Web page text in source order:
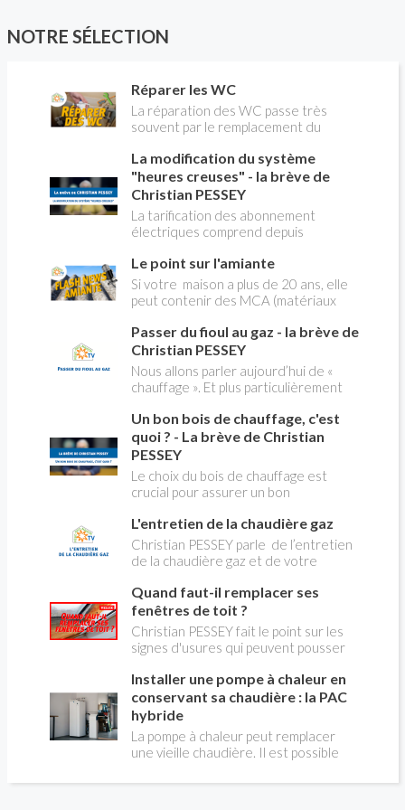
liant dans certaines de ses utilisations :
lorsque, par exemple, il sert à l’assemblage de
chaux, il est utilisé seul, pour sceller un objet ou
pour former un enduit.
NOTRE SÉLECTION
Réparer les WC
La réparation des WC passe très
souvent par le remplacement du
expliquer
La modification du système
"heures creuses" - la brève de
Christian PESSEY
La tarification des abonnement
électriques comprend depuis
pleines, heures creuses. Aujourd'hui
Christian PESSEY vous explique tout
ce qu'il faut savoir sur la nouvelle
modification du système "heures
creuses" qui concerne près de 15
millions de Français !
Le point sur l'amiante
Si votre maison a plus de 20 ans, elle
peut contenir des MCA (matériaux
panique, on fait le point dans notre
flash news n°3 spéciale Amiante et
ses dangers avec Christian Pessey
Passer du fioul au gaz - la brève de
Christian PESSEY
Nous allons parler aujourd’hui de «
chauffage ». Et plus particulièrement
aborder l’abandon du fioul au profit du
gaz.
Un bon bois de chauffage, c'est
quoi ? - La brève de Christian
PESSEY
Le choix du bois de chauffage est
crucial pour assurer un bon
l'impact environnemental. Mais
comment reconnaître un bois de
qualité ? Plusieurs critères entrent en
jeu : le type d'essence, le taux
d'humidité, la densité et la saison de
coupe.
L'entretien de la chaudière gaz
Christian PESSEY parle de l’entretien
de la chaudière gaz et de votre
avez un système par radiateurs ou un
plancher chauffant, qui sont alimentés
par une chaudière au gaz, vous devez
faire entretenir celle-ci une fois par
an, que vous soyez locataire ou
propriétaire occupant. C’est la même
chose pour un chauffe-bains au gaz.
C’est une obligation légale. Si vous ne
le faites pas, votre responsabilité
pourra être engagée en cas
d’accident, et vous ne serez pas
Quand faut-il remplacer ses
fenêtres de toit ?
Christian PESSEY fait le point sur les
signes d'usures qui peuvent pousser
toit. En remplaçant vos fenêtre de toit
vous ferez des économies de
chauffage et vous améliorerez le
confort des combles qui en sont
équipées.
Installer une pompe à chaleur en
conservant sa chaudière : la PAC
hybride
La pompe à chaleur peut remplacer
une vieille chaudière. Il est possible
l'énergie initialement utilisée (gaz ou